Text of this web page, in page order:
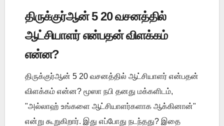
திருக்குர்ஆன் 5 20 வசனத்தில்
ஆட்சியாளர் என்பதன் விளக்கம்
என்ன?
திருக்குர்ஆன் 5 20 வசனத்தில் ஆட்சியாளர் என்பதன்
விளக்கம் என்ன? மூஸா நபி தனது மக்களிடம்,
"அல்லாஹ் உங்களை ஆட்சியாளர்களாக ஆக்கினான்"
என்று கூறுகிறார். இது எப்போது நடந்தது? இதை